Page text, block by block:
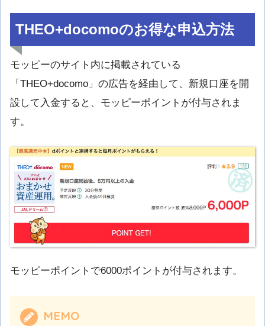
THEO+docomoのお得な申込方法
モッピーのサイト内に掲載されている
「THEO+docomo」の広告を経由して、新規口座を開
設して入金すると、モッピーポイントが付与されま
す。
モッピーポイントで6000ポイントが付与されます。
MEMO